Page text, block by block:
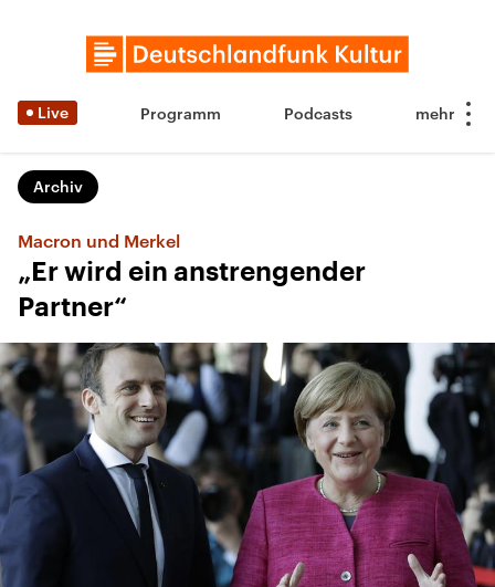
Live Programm Podcasts
Archiv
Macron und Merkel
„Er wird ein anstrengender
Partner“